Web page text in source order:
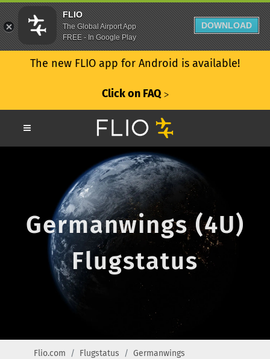
The new FLIO app for Android is available!
Click on FAQ ᐳ
Germanwings (4U)
Flugstatus
Flio.com Flugstatus Germanwings
FLIO
The Global Airport App
FREE - In Google Play
DOWNLOAD